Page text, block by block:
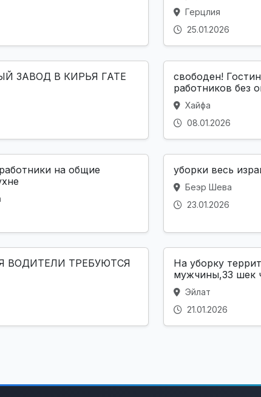
Герцлия
25.01.2026
ЗАВОД В КИРЬЯ ГАТЕ
свободен!
работников без
Хайфа
08.01.2026
на общие
уборки весь
Беэр Шева
23.01.2026
ВОДИТЕЛИ ТРЕБУЮТСЯ
На уборку
мужчины,33 шек
Эйлат
21.01.2026